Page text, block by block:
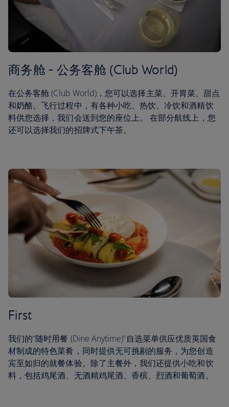
商务舱 - 公务客舱 (Club World)
在公务客舱 (Club World)，您可以选择主菜、开胃菜、甜点
和奶酪。飞行过程中，有各种小吃、热饮、冷饮和酒精饮
料供您选择，我们会送到您的座位上。 在部分航线上，您
还可以选择我们的招牌式下午茶。
First
我们的“随时用餐 (Dine Anytime)”自选菜单供应优质英国食
材制成的特色菜肴，同时提供无可挑剔的服务，为您创造
宾至如归的就餐体验。除了主餐外，我们还提供小吃和饮
料，包括鸡尾酒、无酒精鸡尾酒、香槟、烈酒和葡萄酒。